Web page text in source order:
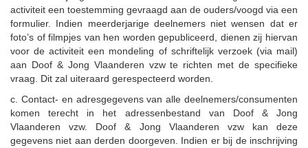
activiteit een toestemming gevraagd aan de ouders/voogd via een
formulier. Indien meerderjarige deelnemers niet wensen dat er
foto’s of filmpjes van hen worden gepubliceerd, dienen zij hiervan
voor de activiteit een mondeling of schriftelijk verzoek (via mail)
aan Doof & Jong Vlaanderen vzw te richten met de specifieke
vraag. Dit zal uiteraard gerespecteerd worden.
c. Contact- en adresgegevens van alle deelnemers/consumenten
komen terecht in het adressenbestand van Doof & Jong
Vlaanderen vzw. Doof & Jong Vlaanderen vzw kan deze
gegevens niet aan derden doorgeven. Indien er bij de inschrijving